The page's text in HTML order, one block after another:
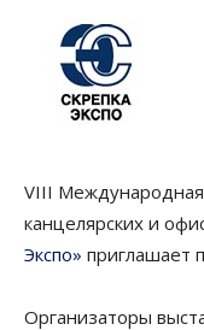
VIII Международная
канцелярских и
Экспо» приглашает
Организаторы